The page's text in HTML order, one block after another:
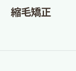
縮毛矯正